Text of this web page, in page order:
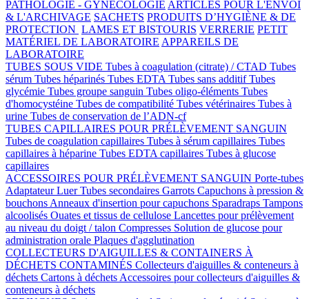
PATHOLOGIE - GYNÉCOLOGIE ARTICLES POUR L'ENVOI
& L'ARCHIVAGE SACHETS PRODUITS D’HYGIÈNE & DE
PROTECTION LAMES ET BISTOURIS VERRERIE PETIT
MATÉRIEL DE LABORATOIRE APPAREILS DE
LABORATOIRE
TUBES SOUS VIDE Tubes à coagulation (citrate) / CTAD Tubes
sérum Tubes héparinés Tubes EDTA Tubes sans additifTubes
glycémie Tubes groupe sanguin Tubes oligo-éléments Tubes
d'homocystéine Tubes de compatibilité Tubes vétérinaires Tubes à
urine Tubes de conservation de l’ADN-cf
TUBES CAPILLAIRES POUR PRÉLÈVEMENT SANGUIN
Tubes de coagulation capillaires Tubes à sérum capillaires Tubes
capillaires à héparine Tubes EDTA capillaires Tubes à glucose
capillaires
ACCESSOIRES POUR PRÉLÈVEMENT SANGUIN Porte-tubes
Adaptateur LuerTubes secondaires Garrots Capuchons à pression &
bouchons Anneaux d'insertion pour capuchons Sparadraps Tampons
alcoolisés Ouates et tissus de cellulose Lancettes pour prélèvement
au niveau du doigt / talon Compresses Solution de glucose pour
administration orale Plaques d'agglutination
COLLECTEURS D'AIGUILLES & CONTAINERS À
DÉCHETS CONTAMINÉS Collecteurs d'aiguilles & conteneurs à
déchets Cartons à déchets Accessoires pour collecteurs d'aiguilles &
conteneurs à déchets